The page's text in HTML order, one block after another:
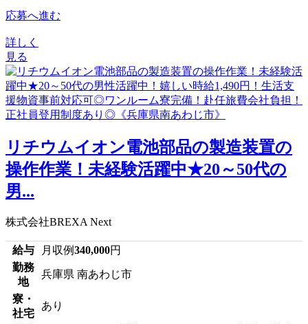
応募へ進む
詳しく
見る
リチウムイオン電池部品の製造装置の
操作作業！未経験活躍中★20～50代の
男...
株式会社BREXA Next
給与 月収例340,000円
勤務
地
兵庫県 南あわじ市
寮・
社宅
あり